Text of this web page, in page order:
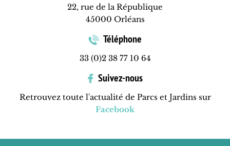
22, rue de la République
45000 Orléans
Téléphone
33 (0)2 38 77 10 64
Suivez-nous
Retrouvez toute l'actualité de Parcs et Jardins sur
Facebook